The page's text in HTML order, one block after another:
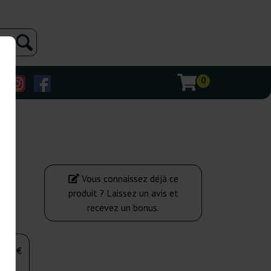
0
9,00 €
Vous connaissez déjà ce
produit ? Laissez un avis et
recevez un bonus.